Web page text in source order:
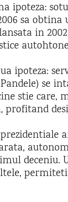
ipoteza:
sa
in
ipoteza:
se
stie care,
deceniu.